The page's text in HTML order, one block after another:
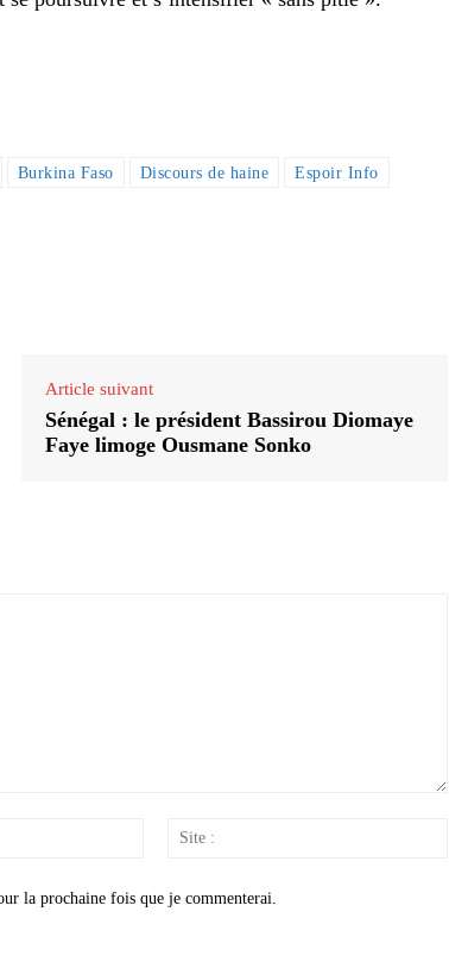
Burkina Faso Discours de haine
Espoir Info
Article suivant
Sénégal : le président Bassirou Diomaye
Faye limoge Ousmane Sonko
Email
la prochaine fois que je commenterai.